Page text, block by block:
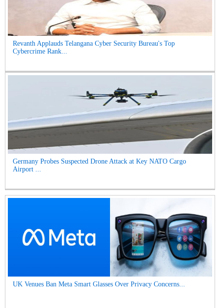
Revanth Applauds Telangana Cyber Security Bureau's Top
Cybercrime Rank...
Germany Probes Suspected Drone Attack at Key NATO Cargo
Airport ...
UK Venues Ban Meta Smart Glasses Over Privacy Concerns...